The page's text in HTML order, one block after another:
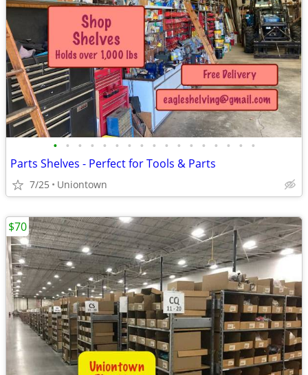
• • • • • • • • • • • • • • • • •
Parts Shelves - Perfect for Tools & Parts
7/25 Uniontown
$70